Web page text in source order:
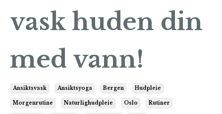
vask huden din
med vann!
Ansiktsvask Ansiktsyoga Bergen Hudpleie
Morgenrutine Naturlighudpleie Oslo Rutiner